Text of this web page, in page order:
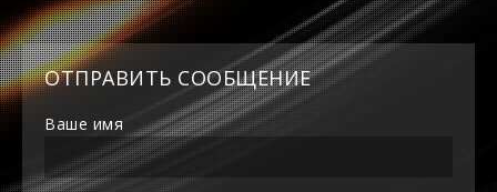
ОТПРАВИТЬ СООБЩЕНИЕ
Ваше имя